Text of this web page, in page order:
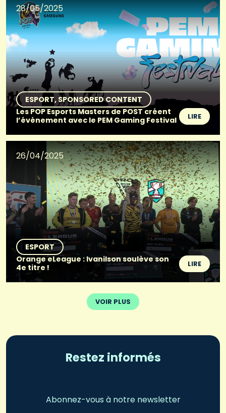
28/05/2025
ESPORT SPONSORED CONTENT
Les POP Esports Masters de POST créent
l’événement avec le PEM Gaming Festival
LIRE
26/04/2025
ESPORT
Orange eLeague : Ivanilson soulève son
4e titre !
LIRE
VOIR PLUS
Restez informés
Abonnez-vous à notre newsletter